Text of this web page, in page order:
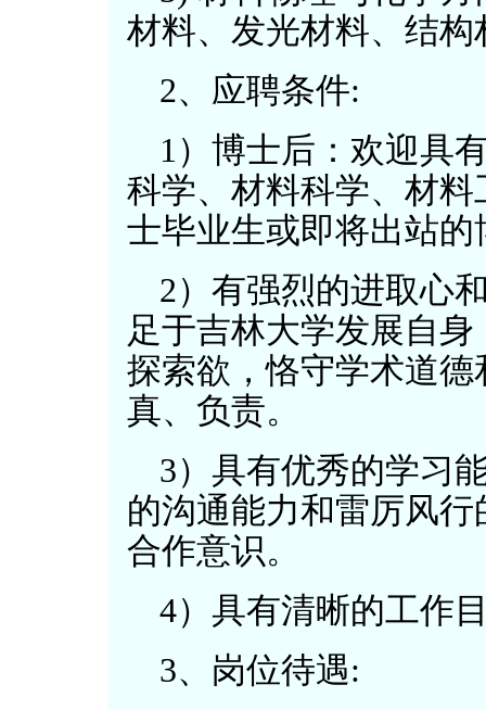
材料、发光材料、结
2、应聘条件:
1）博士后：欢迎具
科学、材料科学、材
士毕业生或即将出站的
2）有强烈的进取心
足于吉林大学发展自
探索欲，恪守学术道
真、负责。
3）具有优秀的学习
的沟通能力和雷厉风
合作意识。
4）具有清晰的工作
3、岗位待遇: